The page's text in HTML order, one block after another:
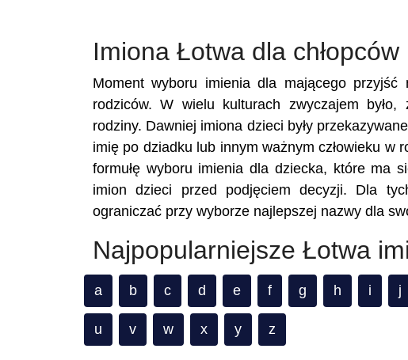
Imiona Łotwa dla chłopców
Moment wyboru imienia dla mającego
rodziców. W wielu kulturach zwyczajem
rodziny. Dawniej imiona dzieci były
imię po dziadku lub innym ważnym człowieku
formułę wyboru imienia dla dziecka, które ma
imion dzieci przed podjęciem decyzji. Dla
ograniczać przy wyborze najlepszej nazwy dla
Najpopularniejsze Łotwa
a b c d e f g h i j
u v w x y z